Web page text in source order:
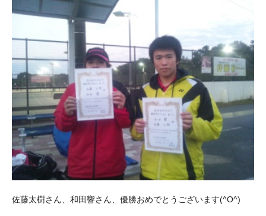
佐藤太樹さん、和田響さん、優勝おめでとうございます(^O^)